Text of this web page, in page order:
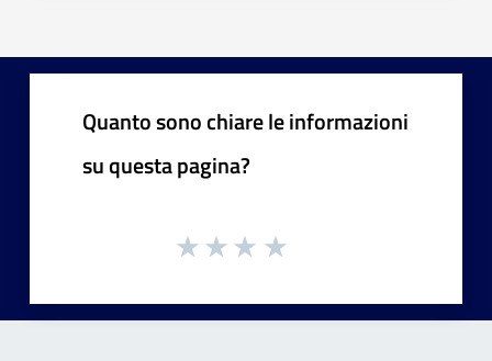
Quanto sono chiare le informazioni
su questa pagina?